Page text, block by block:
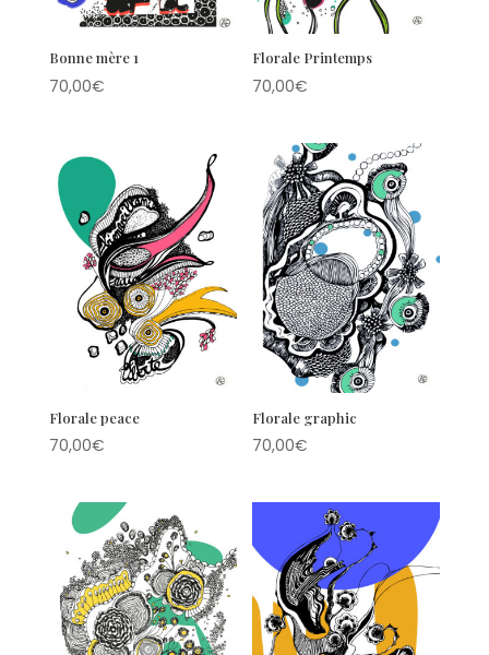
Bonne mère 1
70,00€
Florale Printemps
70,00€
Florale peace
70,00€
Florale graphic
70,00€